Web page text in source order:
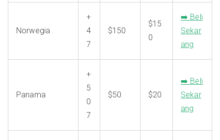
Norwegia
+
4
7
$150
$15
0
➡️ Beli
Sekar
ang
Panama
+
5
0
7
$50 $20
➡️ Beli
Sekar
ang